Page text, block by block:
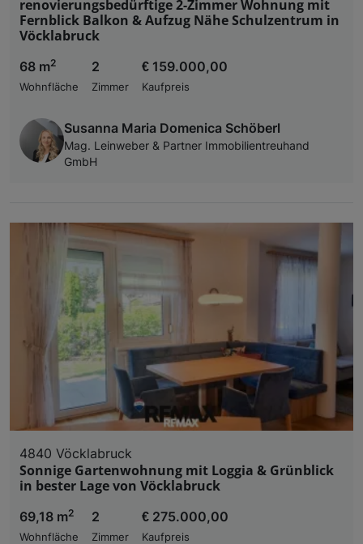
renovierungsbedürftige 2-Zimmer Wohnung mit
Fernblick Balkon & Aufzug Nähe Schulzentrum in
Vöcklabruck
68 m2
Wohnfläche
2
Zimmer
€ 159.000,00
Kaufpreis
Susanna Maria Domenica Schöberl
Mag. Leinweber & Partner Immobilientreuhand
GmbH
4840 Vöcklabruck
Sonnige Gartenwohnung mit Loggia & Grünblick
in bester Lage von Vöcklabruck
69,18 m2
Wohnfläche
2
Zimmer
€ 275.000,00
Kaufpreis